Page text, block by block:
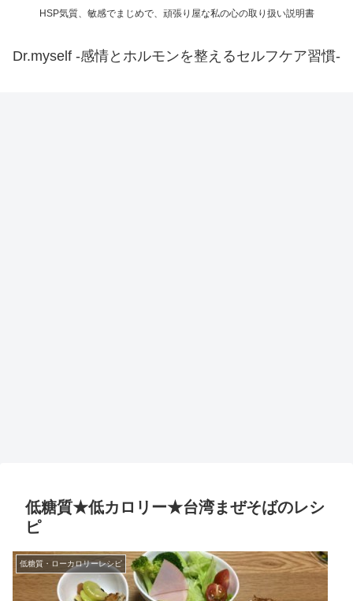
HSP気質、敏感でまじめで、頑張り屋な私の心の取り扱い説明書
Dr.myself -感情とホルモンを整えるセルフケア習慣-
低糖質★低カロリー★台湾まぜそばのレシ
ピ
低糖質・ローカロリーレシピ